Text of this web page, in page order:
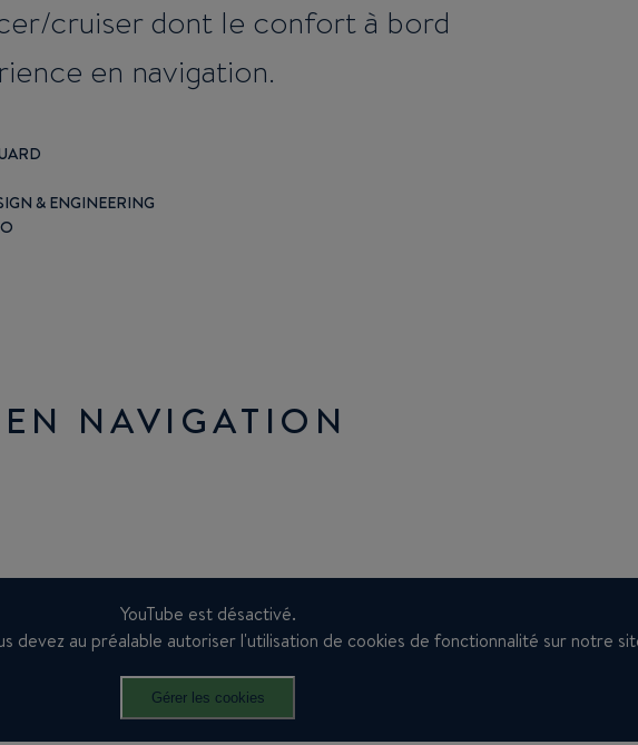
cruiser dont le confort à bord
en navigation.
& ENGINEERING
NAVIGATION
YouTube est désactivé.
devez au préalable autoriser l'utilisation de cookies de fonctionnalité sur notre
Gérer les cookies